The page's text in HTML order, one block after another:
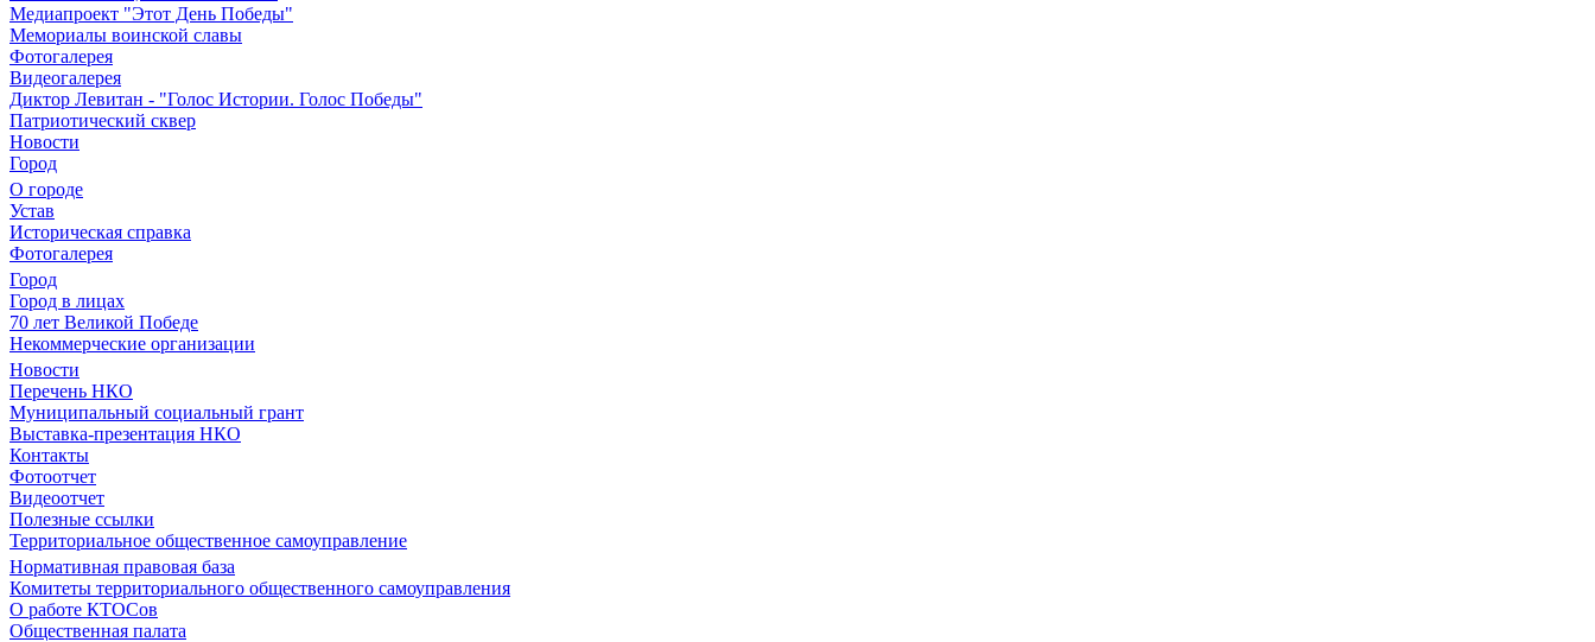
Медиапроект "Этот День Победы"
Мемориалы воинской славы
Фотогалерея
Видеогалерея
Диктор Левитан - "Голос Истории. Голос Победы"
Патриотический сквер
Новости
Город
О городе
Устав
Историческая справка
Фотогалерея
Город
Город в лицах
70 лет Великой Победе
Некоммерческие организации
Новости
Перечень НКО
Муниципальный социальный грант
Выставка-презентация НКО
Контакты
Фотоотчет
Видеоотчет
Полезные ссылки
Территориальное общественное самоуправление
Нормативная правовая база
Комитеты территориального общественного самоуправления
О работе КТОСов
Общественная палата